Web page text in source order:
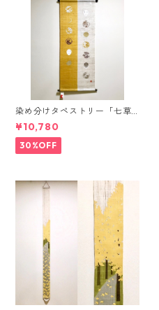
染め分けタペストリー「七草
月うさぎ」
¥10,780
30%OFF